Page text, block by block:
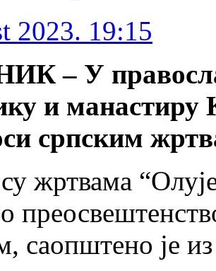
2023. 19:15
– У
и манастиру
српским
жртвама
саопштено је